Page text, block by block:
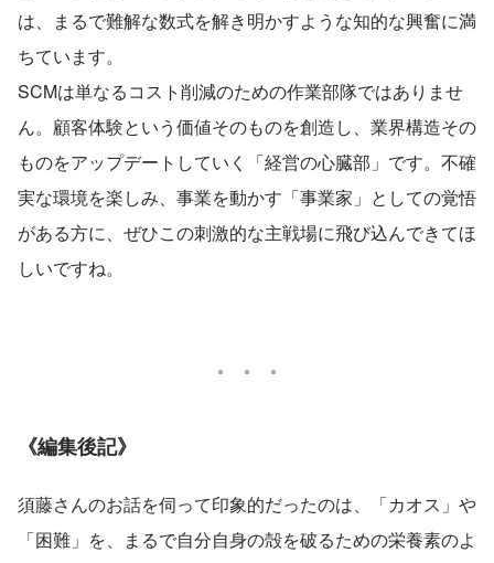
は、まるで難解な数式を解き明かすような知的な興奮に満
ちています。
SCMは単なるコスト削減のための作業部隊ではありませ
ん。顧客体験という価値そのものを創造し、業界構造その
ものをアップデートしていく「経営の心臓部」です。不確
実な環境を楽しみ、事業を動かす「事業家」としての覚悟
がある方に、ぜひこの刺激的な主戦場に飛び込んできてほ
しいですね。